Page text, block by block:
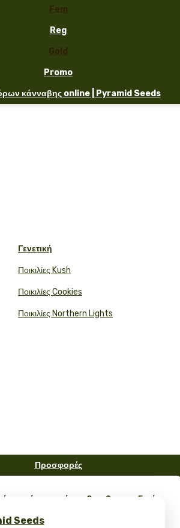
Fem
Reg
Gold
Promo
κάνναβης online | Pyramid Seeds
Γενετική
Ποικιλίες Kush
Ποικιλίες Cookies
Ποικιλίες Northern Lights
Προσφορές
σπόρους κάνναβης & μοναδικό
Seeds